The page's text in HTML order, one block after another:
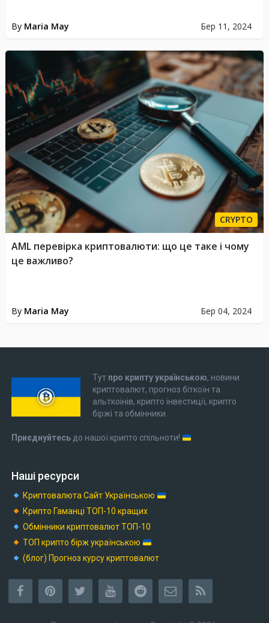
By Maria May Бер 11, 2024
CRYPTO
By Maria May Бер 04, 2024
AML перевірка криптовалюти: що це таке і чому
це важливо?
Тут про крипту українською, новини
криптовалют, прогноз біткоїн та
альткоінів, крипто інвестиції, крипто
біржі та обмінники.
Приєднуйтесьдо нашої крипто спільноти!
Наші ресурси
Криптовалюта Cайт Українською
Крипто Гаманці ТОП-10 кращих
Обмінники криптовалют ТОП-10
ТОП крипто бірж українською
(блог) Прогноз курсу криптовалют